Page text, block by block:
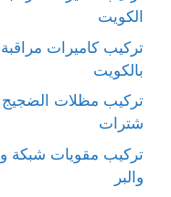
الكويت
تركيب كاميرات
بالكويت
تركيب مظلات
شترات
تركيب مقويات شبكة
والبر